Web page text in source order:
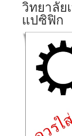
วิทยาลัย
แปซิฟิก